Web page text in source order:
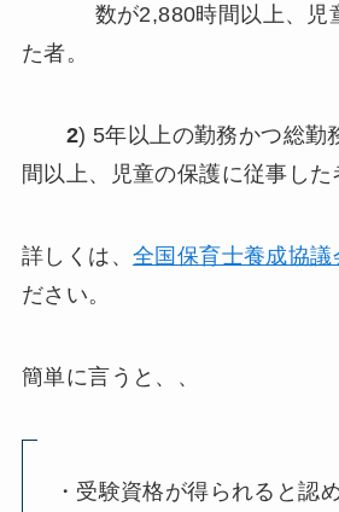
数が2,880時間以上、児童
た者。
2) 5年以上の勤務かつ総勤
間以上、児童の保護に従事した
詳しくは、 全国保育士養成協議
ださい。
簡単に言うと、、
・受験資格が得られると認